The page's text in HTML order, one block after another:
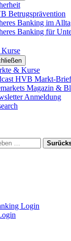
Betrugsprävention
Banking im
Banking für
& Kurse
HVB Markt-
Magazin &
Anmeldung
Login